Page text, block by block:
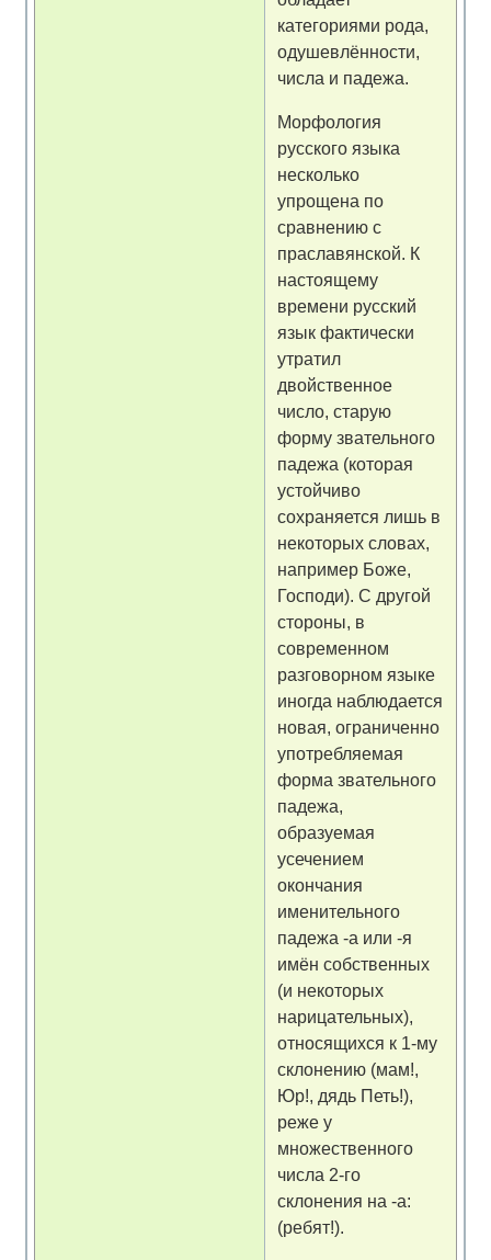
категориями рода,
одушевлённости,
числа и падежа.
Морфология
русского языка
несколько
упрощена по
сравнению с
праславянской. К
настоящему
времени русский
язык фактически
утратил
двойственное
число, старую
форму звательного
падежа (которая
устойчиво
сохраняется лишь в
некоторых словах,
например Боже,
Господи). С другой
стороны, в
современном
разговорном языке
иногда наблюдается
новая, ограниченно
употребляемая
форма звательного
падежа,
образуемая
усечением
окончания
именительного
падежа -а или -я
имён собственных
(и некоторых
нарицательных),
относящихся к 1-му
склонению (мам!,
Юр!, дядь Петь!),
реже у
множественного
числа 2-го
склонения на -а:
(ребят!).